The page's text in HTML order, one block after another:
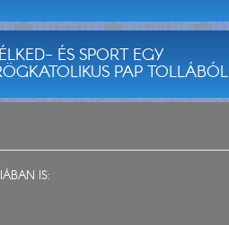
ÉS SPORT EGY
PAP TOLLÁBÓL
IS: